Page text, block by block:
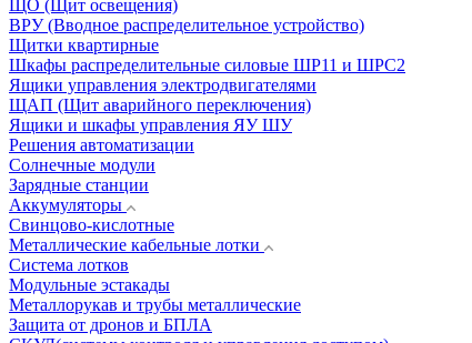
ЩО (Щит освещения)
ВРУ (Вводное распределительное устройство)
Щитки квартирные
Шкафы распределительные силовые ШР11 и ШРС2
Ящики управления электродвигателями
ЩАП (Щит аварийного переключения)
Ящики и шкафы управления ЯУ ШУ
Решения автоматизации
Солнечные модули
Зарядные станции
Аккумуляторы
Свинцово-кислотные
Металлические кабельные лотки
Система лотков
Модульные эстакады
Металлорукав и трубы металлические
Защита от дронов и БПЛА